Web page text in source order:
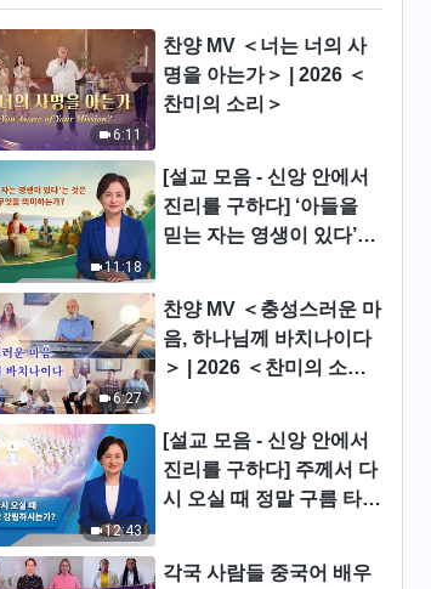
4:15
나님 사랑＞
3:50
찬양 댄스 ＜당신은 나의 진정한
생명＞
4:13
찬양 댄스 ＜인자가 땅에 강림하
셨네＞
3:54
찬양 댄스 ＜진리를 추구하는 것
이 가장 큰 축복＞
3:51
찬양 댄스 ＜전능하신 하나님은
사람을 구원하시네＞
6:11
찬양 MV ＜너는 너의 사
명을 아는가＞ | 2026 ＜
찬미의 소리＞
11:18
[설교 모음 - 신앙 안에서
진리를 구하다] ‘아들을
믿는 자는 영생이 있다’는
6:27
찬양 MV ＜충성스러운 마
음, 하나님께 바치나이다
＞ | 2026 ＜찬미의 소리
12:43
[설교 모음 - 신앙 안에서
진리를 구하다] 주께서 다
시 오실 때 정말 구름 타고
각국 사람들 중국어 배우